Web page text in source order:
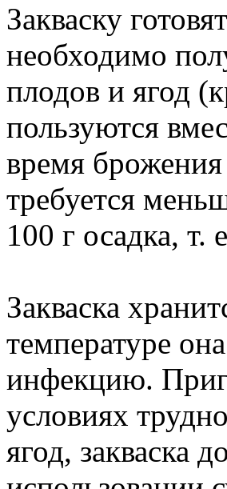
Закваску
необходимо
плодов и ягод
пользуются
время брожения
требуется
100 г осадка, т.
Закваска
температуре
инфекцию.
условиях
ягод, закваска